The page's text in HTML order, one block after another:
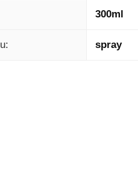
300ml
spray